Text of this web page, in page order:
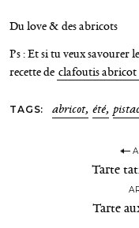
Du love & des abricots
Ps : Et si tu veux savourer
recette de clafoutis abricot
TAGS abricot été
Tarte
Tarte